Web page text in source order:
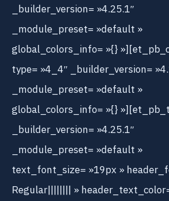
_builder_version= »4.25.1″
_module_preset= »default »
global_colors_info= »{}
type= »4_4″ _builder_version=
_module_preset= »default »
global_colors_info= »{}
_builder_version= »4.25.1″
_module_preset= »default »
text_font_size= »19px »
Regular|||||||| »